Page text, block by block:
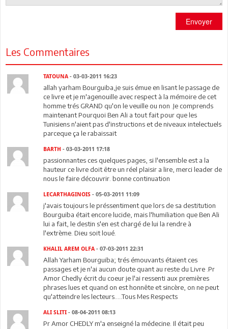
Envoyer
Les Commentaires
TATOUNA - 03-03-2011 16:23
allah yarham Bourguiba,je suis émue en lisant le passage de
ce livre et je m'agenouille avec respect à la mémoire de cet
homme trés GRAND qu'on le veuille ou non .Je comprends
maintenant Pourquoi Ben Ali a tout fait pour que les
Tunisiens n'aient pas d'instructions et de niveaux intelectuels
parceque ça le rabaissait
BARTH - 03-03-2011 17:18
passionnantes ces quelques pages, si l'ensemble est a la
hauteur ce livre doit être un réel plaisir a lire, merci leader de
nous le faire découvrir. bonne continuation
LECARTHAGINOIS - 05-03-2011 11:09
j'avais toujours le préssentiment que lors de sa destitution
Bourguiba était encore lucide, mais l'humiliation que Ben Ali
lui a fait, le destin s'en est chargé de lui la rendre à
l'extrème. Dieu soit loué.
KHALIL AREM OLFA - 07-03-2011 22:31
Allah Yarham Bourguiba; trés émouvants étaient ces
passages et je n'ai aucun doute quant au reste du Livre .Pr
Amor Chedly écrit du coeur je l'ai ressenti aux premières
phrases lues et quand on est honnête et sincère, on ne peut
qu'atteindre les lecteurs.....Tous Mes Respects
ALI SLITI - 08-04-2011 08:13
Pr Amor CHEDLY m'a enseigné la médecine. Il était peu